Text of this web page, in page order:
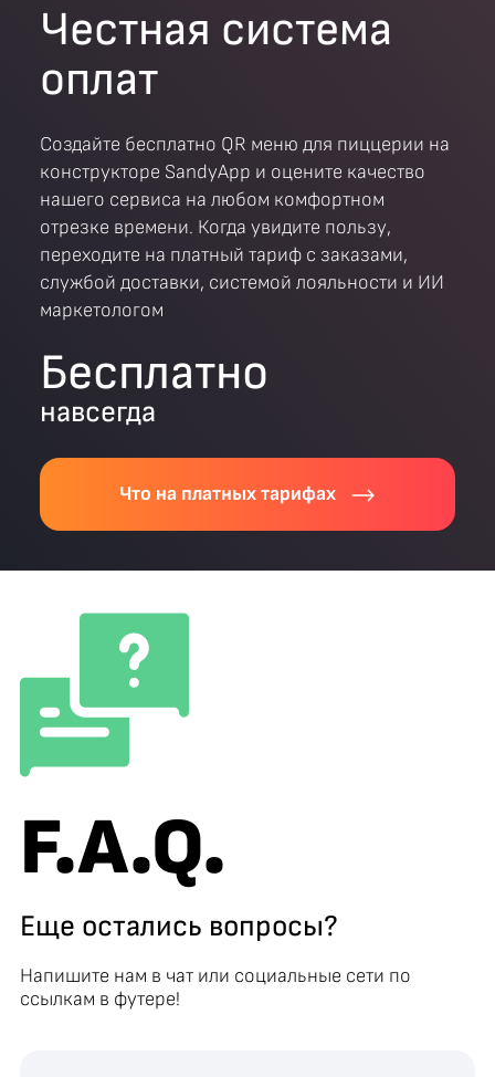
Честная система
оплат
Создайте бесплатно QR меню для пиццерии на
конструкторе SandyApp и оцените качество
нашего сервиса на любом комфортном
отрезке времени. Когда увидите пользу,
переходите на платный тариф с заказами,
службой доставки, системой лояльности и ИИ
маркетологом
Бесплатно
навсегда
Что на платных тарифах
F.A.Q.
Еще остались вопросы?
Напишите нам в чат или социальные сети по
ссылкам в футере!